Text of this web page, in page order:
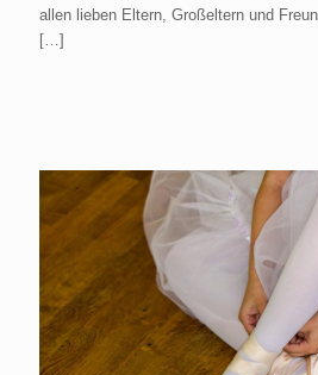
allen lieben Eltern, Großeltern und
[…]